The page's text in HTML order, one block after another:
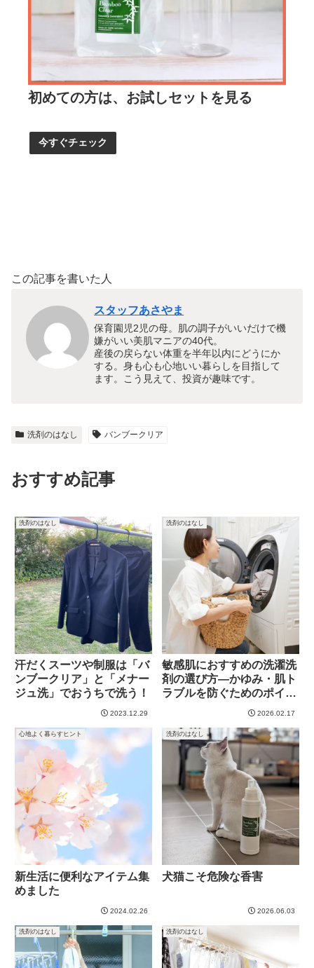
初めての方は、お試しセットを見る
今すぐチェック
この記事を書いた人
スタッフあさやま
保育園児2児の母。肌の調子がいいだけで機
嫌がいい美肌マニアの40代。
産後の戻らない体重を半年以内にどうにか
する。身も心も心地いい暮らしを目指して
ます。こう見えて、投資が趣味です。
洗剤のはなし バンブークリア
おすすめ記事
洗剤のはなし
汗だくスーツや制服は「バ
ンブークリア」と「メナー
ジュ洗」でおうちで洗う！
2023.12.29
洗剤のはなし
敏感肌におすすめの洗濯洗
剤の選び方―かゆみ・肌ト
ラブルを防ぐためのポイン
2026.02.17
心地よく暮らすヒント
新生活に便利なアイテム集
めました
2024.02.26
洗剤のはなし
犬猫こそ危険な香害
2026.06.03
洗剤のはなし 洗剤のはなし